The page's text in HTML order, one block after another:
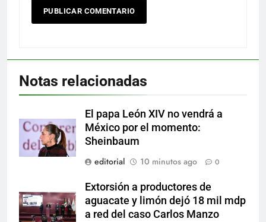
Notas relacionadas
El papa León XIV no vendrá a
México por el momento:
Sheinbaum
editorial
10 minutos ago 0
Extorsión a productores de
aguacate y limón dejó 18 mil mdp
a red del caso Carlos Manzo